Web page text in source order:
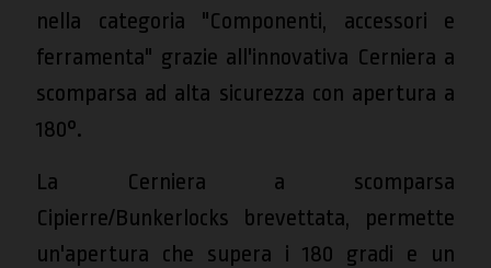
nella categoria "Componenti, accessori e
ferramenta" grazie all'innovativa Cerniera a
scomparsa ad alta sicurezza con apertura a
180°.
La Cerniera a scomparsa
Cipierre/Bunkerlocks brevettata, permette
un'apertura che supera i 180 gradi e un